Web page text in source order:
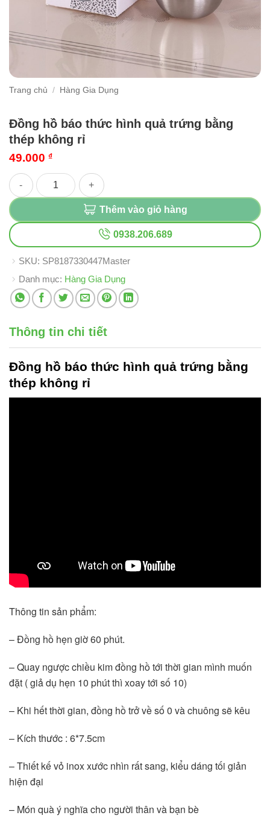
Trang chủ / Hàng Gia Dụng
Đồng hồ báo thức hình quả trứng bằng
thép không rỉ
49.000 ₫
Đồng hồ báo thức hình quả trứng bằng thép không rỉ số lượng
Thêm vào giỏ hàng
0938.206.689
SKU: SP8187330447Master
Danh mục: Hàng Gia Dụng
Thông tin chi tiết
Đồng hồ báo thức hình quả trứng bằng
thép không rỉ
Thông tin sản phẩm:
– Đồng hồ hẹn giờ 60 phút.
– Quay ngược chiều kim đồng hồ tới thời gian mình muốn
đặt ( giả dụ hẹn 10 phút thì xoay tới số 10)
– Khi hết thời gian, đồng hồ trở về số 0 và chuông sẽ kêu
– Kích thước : 6*7.5cm
– Thiết kế vỏ inox xước nhìn rất sang, kiểu dáng tối giản
hiện đại
– Món quà ý nghĩa cho người thân và bạn bè